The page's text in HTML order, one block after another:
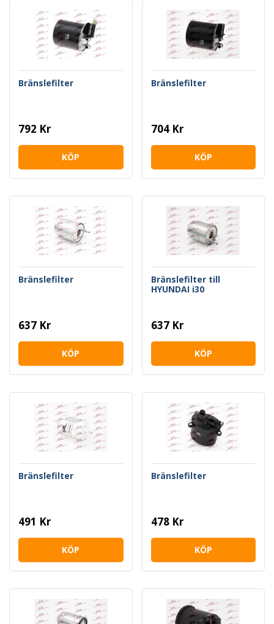
Bränslefilter
792 Kr
KÖP
Bränslefilter
704 Kr
KÖP
Bränslefilter
637 Kr
KÖP
Bränslefilter till
HYUNDAI i30
637 Kr
KÖP
Bränslefilter
491 Kr
KÖP
Bränslefilter
478 Kr
KÖP